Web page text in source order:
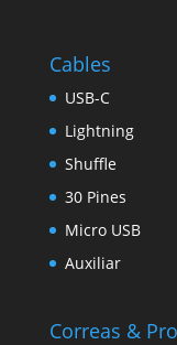
Cables
USB-C
Lightning
Shuffle
30 Pines
Micro USB
Auxiliar
Correas &